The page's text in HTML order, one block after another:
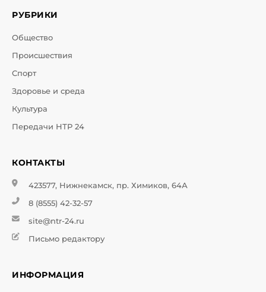
РУБРИКИ
Общество
Происшествия
Спорт
Здоровье и среда
Культура
Передачи НТР 24
КОНТАКТЫ
423577, Нижнекамск, пр. Химиков, 64А
8 (8555) 42-32-57
site@ntr-24.ru
Письмо редактору
ИНФОРМАЦИЯ